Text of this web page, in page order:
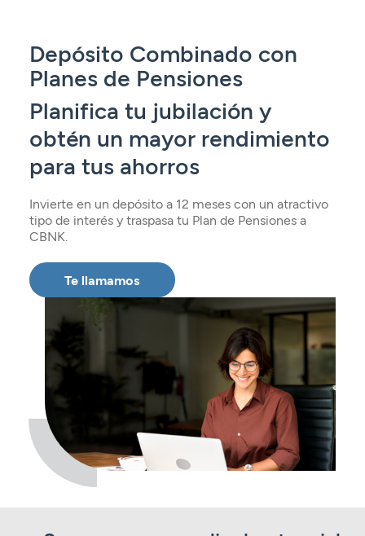
Seguros
Expatriados
Tarjetas
Seguros
Servicios
Depósito Combinado con
Planes de Pensiones
Planifica tu jubilación y
obtén un mayor rendimiento
para tus ahorros
Invierte en un depósito a 12 meses con un atractivo
tipo de interés y traspasa tu Plan de Pensiones a
CBNK.
Te llamamos